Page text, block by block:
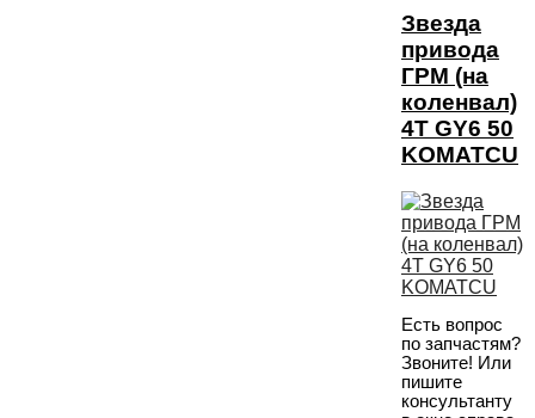
Звезда
привода
ГРМ (на
коленвал)
4T GY6 50
KOMATCU
Есть вопрос
по запчастям?
Звоните! Или
пишите
консультанту